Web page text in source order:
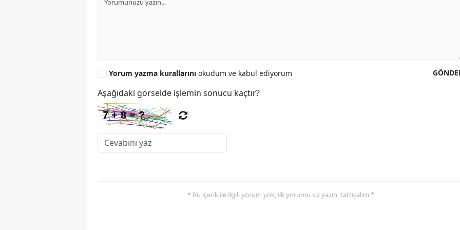
Yorum yazma kurallarını okudum ve kabul ediyorum
Aşağıdaki görselde işlemin sonucu kaçtır?
* Bu içerik ile ilgili yorum yok, ilk yorumu siz yazın, tartışalım *